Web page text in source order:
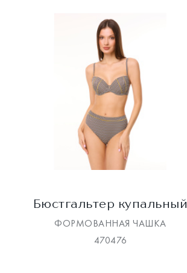
Бюстгальтер купальный
ФОРМОВАННАЯ ЧАШКА
470476